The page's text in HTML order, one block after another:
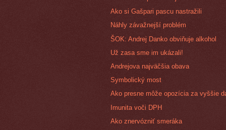
Ako si Gašpari pascu nastražili
Náhly závažnejší problém
ŠOK: Andrej Danko obviňuje alkohol
Už zasa sme im ukázali!
Andrejova najväčšia obava
Symbolický most
Ako presne môže opozícia za vyššie
Imunita voči DPH
Ako znervózniť smeráka